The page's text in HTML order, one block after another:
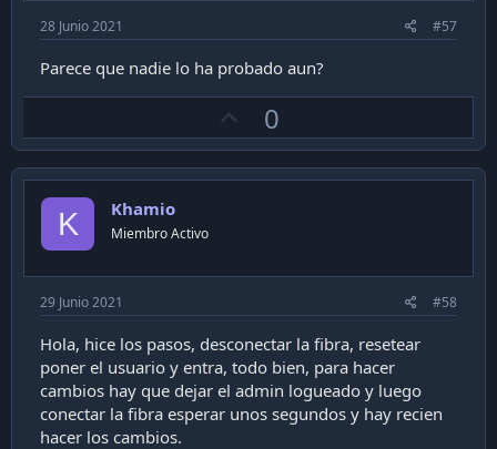
28 Junio 2021 #57
Parece que nadie lo ha probado aun?
p
v
0
K Khamio
Miembro Activo
29 Junio 2021 #58
Hola, hice los pasos, desconectar la fibra, resetear
poner el usuario y entra, todo bien, para hacer
cambios hay que dejar el admin logueado y luego
conectar la fibra esperar unos segundos y hay recien
hacer los cambios.